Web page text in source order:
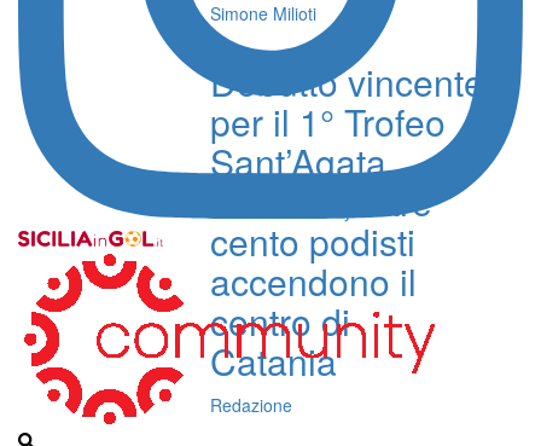
Simone Milioti
Debutto vincente
per il 1° Trofeo
Sant’Agata
d’Estate, oltre
cento podisti
accendono il
centro di
Catania
Redazione